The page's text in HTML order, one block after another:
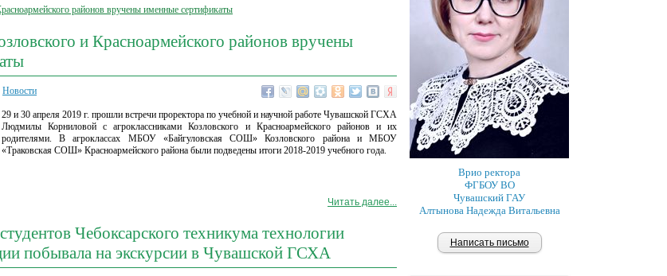
районов вручены именные сертификаты
и Красноармейского районов вручены
Новости
29 и 30 апреля 2019 г. прошли встречи проректора по учебной и научной работе Чувашской ГСХА
Людмилы Корниловой с агроклассниками Козловского и Красноармейского районов и их
родителями. В агроклассах МБОУ «Байгуловская СОШ» Козловского района и МБОУ
«Траковская СОШ» Красноармейского района были подведены итоги 2018-2019 учебного года.
Читать далее...
Чебоксарского техникума технологии
побывала на экскурсии в Чувашской ГСХА
Врио ректора
ФГБОУ ВО
Чувашский ГАУ
Алтынова Надежда Витальевна
Написать письмо